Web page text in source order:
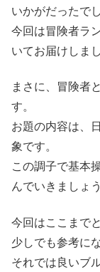
いかがだったで
今回は冒険者ラ
いてお届けしまし
まさに、冒険者
す。
お題の内容は、
象です。
この調子で基本
んでいきましょう
今回はここまで
少しでも参考に
それでは良いブ